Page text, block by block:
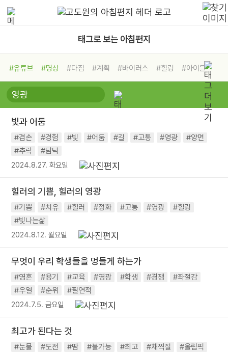
태그로 보는 아침편지
#유튜브 #명상 #다짐 #계획 #바이러스 #힐링
#아이들
#비전캠프
#독서캠프 #삶
#희망
#나눔 #친구 #링컨학교
#독서
#건강
빛과 어둠
#겸손 #경험 #빛 #어둠 #길 #고통 #영광
#양면
#추락
#탐닉
2024.8.27. 화요일
힐러의 기쁨, 힐러의 영광
#기쁨 #치유 #힐러 #정화 #고통 #영광
#힐링
#빛나는삶
2024.8.12. 월요일
무엇이 우리 학생들을 멍들게 하는가
#영혼 #용기 #교육 #영광 #학생 #경쟁
#좌절감
#우열
#순위 #필연적
2024.7.5. 금요일
최고가 된다는 것
#눈물 #도전 #땀 #불가능 #최고 #채찍질
#올림픽